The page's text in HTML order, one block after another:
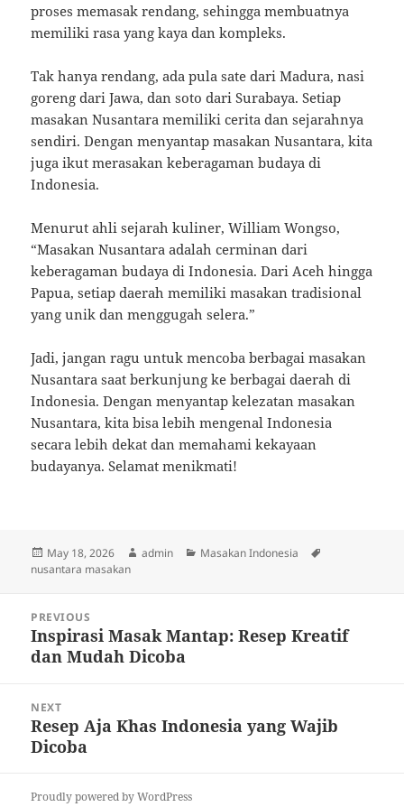
proses memasak rendang, sehingga membuatnya
memiliki rasa yang kaya dan kompleks.
Tak hanya rendang, ada pula sate dari Madura, nasi
goreng dari Jawa, dan soto dari Surabaya. Setiap
masakan Nusantara memiliki cerita dan sejarahnya
sendiri. Dengan menyantap masakan Nusantara, kita
juga ikut merasakan keberagaman budaya di
Indonesia.
Menurut ahli sejarah kuliner, William Wongso,
“Masakan Nusantara adalah cerminan dari
keberagaman budaya di Indonesia. Dari Aceh hingga
Papua, setiap daerah memiliki masakan tradisional
yang unik dan menggugah selera.”
Jadi, jangan ragu untuk mencoba berbagai masakan
Nusantara saat berkunjung ke berbagai daerah di
Indonesia. Dengan menyantap kelezatan masakan
Nusantara, kita bisa lebih mengenal Indonesia
secara lebih dekat dan memahami kekayaan
budayanya. Selamat menikmati!
Posted
on
May 18, 2026 Author
admin Categories
Masakan Indonesia
nusantara masakan
navigation
PREVIOUS
Previous
post:
Inspirasi Masak Mantap: Resep Kreatif
dan Mudah Dicoba
NEXT
Next
post:
Resep Aja Khas Indonesia yang Wajib
Dicoba
Proudly powered by WordPress